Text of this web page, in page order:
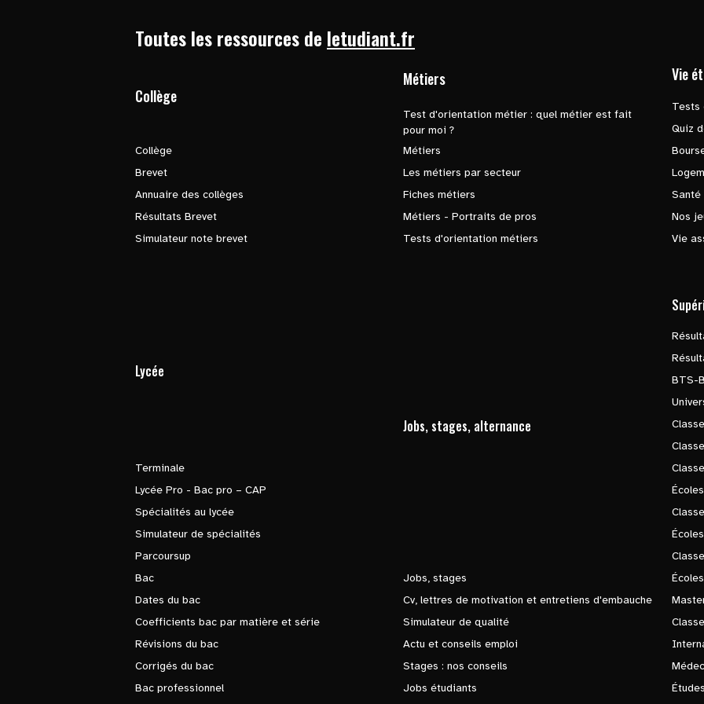
Toutes les ressources de letudiant.fr
Collège
Collège
Brevet
Annuaire des collèges
Résultats Brevet
Simulateur note brevet
Métiers
Test d'orientation métier : quel métier est fait
pour moi ?
Métiers
Les métiers par secteur
Fiches métiers
Métiers - Portraits de pros
Tests d'orientation métiers
Vie
Tests
Quiz
Santé
Nos
Vie
Lycée
Terminale
Lycée Pro - Bac pro – CAP
Spécialités au lycée
Simulateur de spécialités
Parcoursup
Bac
Dates du bac
Coefficients bac par matière et série
Révisions du bac
Corrigés du bac
Bac professionnel
Jobs, stages, alternance
Jobs, stages
Cv, lettres de motivation et entretiens d'embauche
Simulateur de qualité
Actu et conseils emploi
Stages : nos conseils
Jobs étudiants
BTS-